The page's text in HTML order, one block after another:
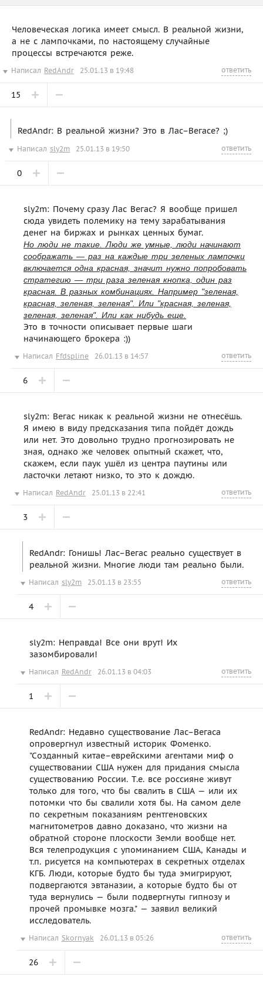
Человеческая логика имеет смысл. В реальной жизни,
а не с лампочками, по настоящему случайные
процессы встречаются реже.
Написал RedAndr 25.01.13 в 19:48 ответить
15
RedAndr: В реальной жизни? Это в Лас–Вегасе? ;)
Написал sly2m 25.01.13 в 19:50 ответить
0
sly2m: Почему сразу Лас Вегас? Я вообще пришел
сюда увидеть полемику на тему зарабатывания
денег на биржах и рынках ценных бумаг.
Но люди не такие. Люди же умные, люди начинают
соображать — раз на каждые три зеленых лампочки
включается одна красная, значит нужно попробовать
стратегию — три раза зеленая кнопка, один раз
красная. В разных комбинациях. Например "зеленая,
красная, зеленая, зеленая". Или "красная, зеленая,
зеленая, зеленая". Или как нибудь еще.
Это в точности описывает первые шаги
начинающего брокера :))
Написал Ffdspline 26.01.13 в 14:57 ответить
6
sly2m: Вегас никак к реальной жизни не отнесёшь.
Я имею в виду предсказания типа пойдёт дождь
или нет. Это довольно трудно прогнозировать не
зная, однако же человек опытный скажет, что,
скажем, если паук ушёл из центра паутины или
ласточки летают низко, то это к дождю.
Написал RedAndr 25.01.13 в 22:41 ответить
3
RedAndr: Гонишь! Лас–Вегас реально существует в
реальной жизни. Многие люди там реально были.
Написал sly2m 25.01.13 в 23:55 ответить
4
sly2m: Неправда! Все они врут! Их
зазомбировали!
Написал RedAndr 26.01.13 в 04:03 ответить
1
RedAndr: Недавно существование Лас–Вегаса
опровергнул известный историк Фоменко.
"Созданный китае–еврейскими агентами миф о
существовании США нужен для придания смысла
существованию России. Т.е. все россияне живут
только для того, что бы свалить в США — или их
потомки что бы свалили хотя бы. На самом деле
по секретным показаниям рентгеновских
магнитометров давно доказано, что жизни на
обратной стороне плоскости Земли вообще нет.
Вся телепродукция с упоминанием США, Канады и
т.п. рисуется на компьютерах в секретных отделах
КГБ. Люди, которые будто бы туда эмигрируют,
подвергаются эвтаназии, а которые будто бы от
туда вернулись — были подвергнуты гипнозу и
прочей промывке мозга." — заявил великий
исследователь.
Написал Skornyak 26.01.13 в 05:26 ответить
26